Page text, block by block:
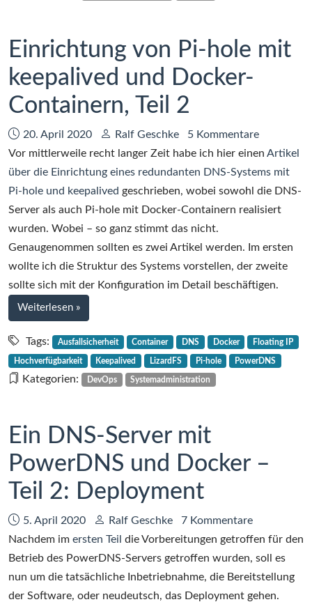
Docker
–
Teil
3:
Betrieb
der
weiten
Welt
Einrichtung von Pi-hole mit
keepalived und Docker-
Containern, Teil 2
Datum:
20. April 2020 Autor:
Ralf Geschke
5 Kommentare
Vor mittlerweile recht langer Zeit habe ich hier einen Artikel
über die Einrichtung eines redundanten DNS-Systems mit
Pi-hole und keepalived geschrieben, wobei sowohl die DNS-
Server als auch Pi-hole mit Docker-Containern realisiert
wurden. Wobei – so ganz stimmt das nicht.
Genaugenommen sollten es zwei Artikel werden. Im ersten
wollte ich die Struktur des Systems vorstellen, der zweite
sollte sich mit der Konfiguration im Detail beschäftigen.
Weiterlesen bei
Einrichtung
von
Pi-
hole
und
Docker-
Containern,
Teil
»
Tags: Ausfallsicherheit Container DNS Docker Floating IP
Hochverfügbarkeit Keepalived LizardFS Pi-hole PowerDNS
Kategorien: DevOps Systemadministration
Ein DNS-Server mit
PowerDNS und Docker –
Teil 2: Deployment
Datum:
5. April 2020 Autor:
Ralf Geschke
7 Kommentare
Nachdem im ersten Teil die Vorbereitungen getroffen für den
Betrieb des PowerDNS-Servers getroffen wurden, soll es
nun um die tatsächliche Inbetriebnahme, die Bereitstellung
der Software, oder neudeutsch, das Deployment gehen.